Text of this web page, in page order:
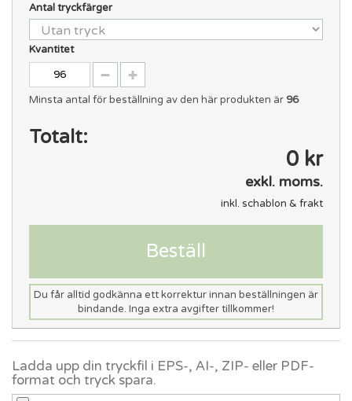
Antal tryckfärger
Kvantitet
Minsta antal för beställning av den här produkten är 96
Totalt:
0 kr
exkl. moms.
inkl. schablon & frakt
Beställ
Du får alltid godkänna ett korrektur innan beställningen är
bindande. Inga extra avgifter tillkommer!
Ladda upp din tryckfil i EPS-, AI-, ZIP- eller PDF-
format och tryck spara.